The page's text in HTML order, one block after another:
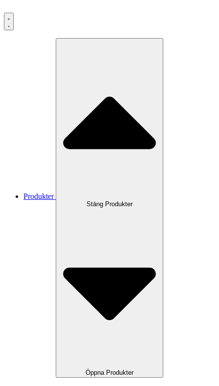
till
innehåll
Produkter
Stäng Produkter
Öppna Produkter